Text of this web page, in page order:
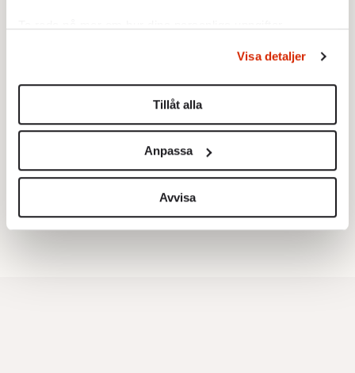
Du kan ändra eller dra tillbaka ditt samtycke när som
helst från cookie-förklaringen.
Vi använder enhetsidentifierare för att anpassa innehållet
för sociala medier och analysera vår trafik. Vi
vidarebefordrar även sådana identifierare och annan
information från din enhet till de sociala medier och
annons- och analysföretag som vi samarbetar med.
Dessa kan i sin tur kombinera informationen med annan
Visa detaljer
Tillåt alla
Anpassa
Avvisa
Testa vår valkompass 2026!
Testa här!